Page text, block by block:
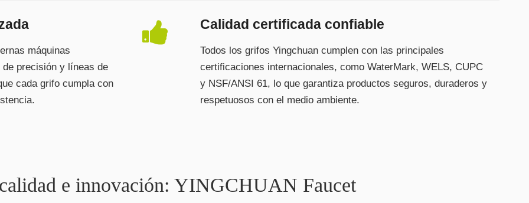
máquinas
precisión y líneas de
cada grifo cumpla con
Calidad certificada confiable
Todos los grifos Yingchuan cumplen con las principales
certificaciones internacionales, como WaterMark, WELS, CUPC
y NSF/ANSI 61, lo que garantiza productos seguros, duraderos y
respetuosos con el medio ambiente.
e innovación: YINGCHUAN Faucet